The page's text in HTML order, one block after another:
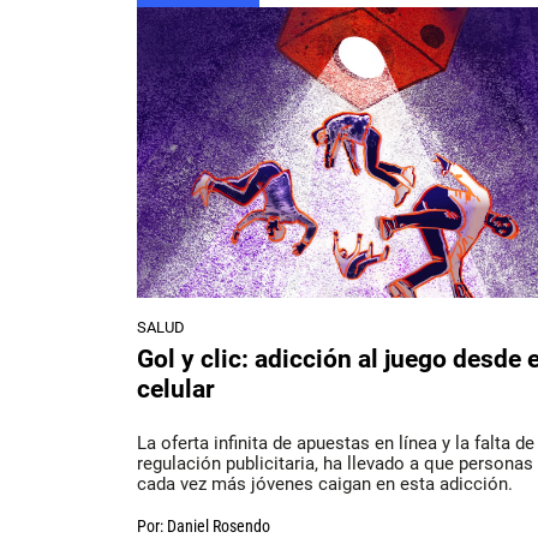
SALUD
Gol y clic: adicción al juego desde
celular
La oferta infinita de apuestas en línea y la falta de
regulación publicitaria, ha llevado a que personas
cada vez más jóvenes caigan en esta adicción.
Por: Daniel Rosendo